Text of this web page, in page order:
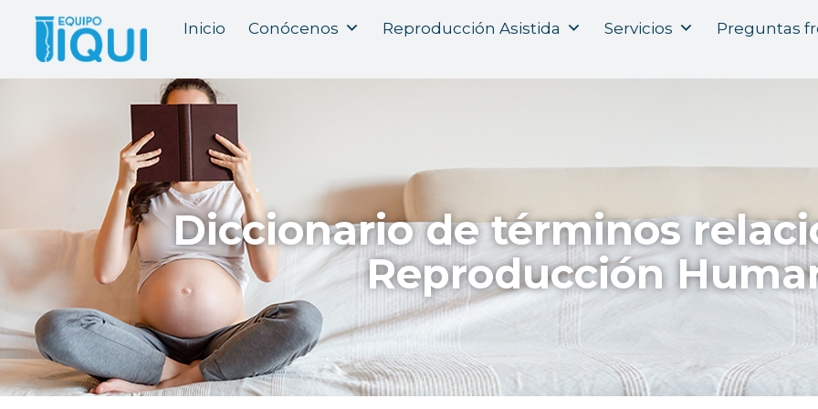
Inicio Conócenos Reproducción Asistida Servicios Preguntas
Diccionario de términos
Reproducción